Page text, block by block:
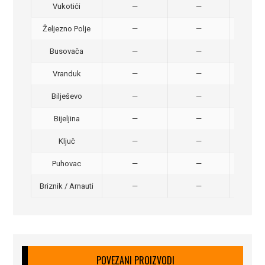
Vukotići — —
Željezno Polje — —
Busovača — —
Vranduk — —
Bilješevo — —
Bijeljina — —
Ključ — —
Puhovac — —
Briznik / Arnauti — —
POVEZANI PROIZVODI